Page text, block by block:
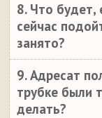
8. Что будет,
сейчас
занято?
9. Адресат
трубке были
делать?